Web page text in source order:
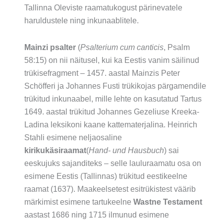
Tallinna Oleviste raamatukogust pärinevatele
haruldustele ning inkunaablitele.
Mainzi psalter (Psalterium cum canticis, Psalm
58:15) on nii näitusel, kui ka Eestis vanim säilinud
trükisefragment – 1457. aastal Mainzis Peter
Schöfferi ja Johannes Fusti trükikojas pärgamendile
trükitud inkunaabel, mille lehte on kasutatud Tartus
1649. aastal trükitud Johannes Gezeliuse Kreeka-
Ladina leksikoni kaane kattematerjalina. Heinrich
Stahli esimene neljaosaline
kirikukäsiraamat(Hand- und Hausbuch) sai
eeskujuks sajanditeks – selle lauluraamatu osa on
esimene Eestis (Tallinnas) trükitud eestikeelne
raamat (1637). Maakeelsetest esitrükistest väärib
märkimist esimene tartukeelneWastne Testament
aastast 1686 ning 1715 ilmunud esimene